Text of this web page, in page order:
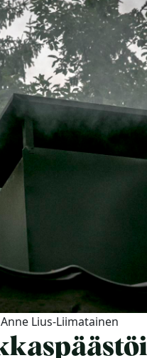
Lius-Liimatainen